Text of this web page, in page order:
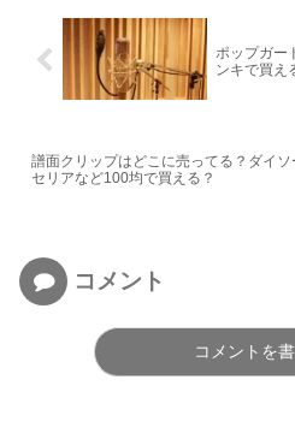
ポップガー
ンキで買え
譜面クリップはどこに売ってる？ダイソ
セリアなど100均で買える？
コメント
コメントを